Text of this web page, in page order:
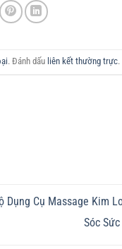
. Đánh dấu liên kết thường trực.
Dụng Cụ Massage Kim
Sóc